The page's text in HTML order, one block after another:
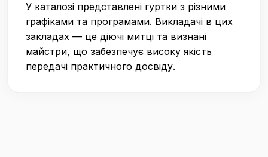
У каталозі представлені гуртки з різними
графіками та програмами. Викладачі в цих
закладах — це діючі митці та визнані
майстри, що забезпечує високу якість
передачі практичного досвіду.